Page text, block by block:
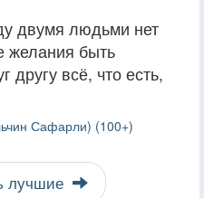
двумя людьми нет
желания быть
другу всё, что есть,
Сафарли) (100+)
лучшие